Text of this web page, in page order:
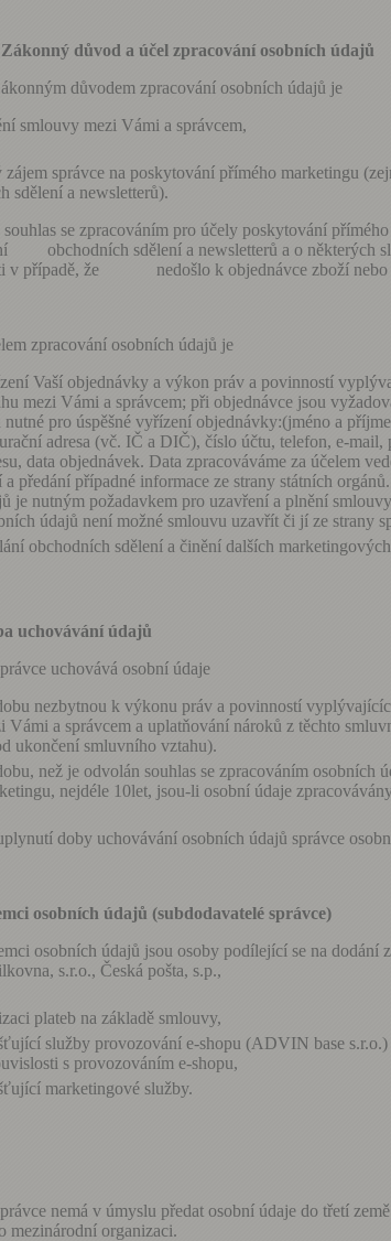
důvod a účel zpracování osobních údajů
důvodem zpracování osobních údajů je
smlouvy mezi Vámi a správcem,
zájem správce na poskytování přímého marketingu
sdělení a newsletterů).
se zpracováním pro účely poskytování přímého
obchodních sdělení a newsletterů a o některých
v případě, že nedošlo k objednávce zboží nebo
zpracování osobních údajů je
Vaší objednávky a výkon práv a povinností
mezi Vámi a správcem; při objednávce jsou
nutné pro úspěšné vyřízení objednávky:(jméno a
adresa (vč. IČ a DIČ), číslo účtu, telefon, e-
data objednávek. Data zpracováváme za účelem
a předání případné informace ze strany státních
je nutným požadavkem pro uzavření a plnění
údajů není možné smlouvu uzavřít či jí ze strany
obchodních sdělení a činění dalších
uchovávání údajů
uchovává osobní údaje
nezbytnou k výkonu práv a povinností
Vámi a správcem a uplatňování nároků z těchto
ukončení smluvního vztahu).
než je odvolán souhlas se zpracováním osobních
nejdéle 10let, jsou-li osobní údaje
doby uchovávání osobních údajů správce
osobních údajů (subdodavatelé správce)
osobních údajů jsou osoby podílející se na dodání
s.r.o., Česká pošta, s.p.,
plateb na základě smlouvy,
služby provozování e-shopu (ADVIN base s.r.o.)
s provozováním e-shopu,
marketingové služby.
nemá v úmyslu předat osobní údaje do třetí
mezinárodní organizaci.